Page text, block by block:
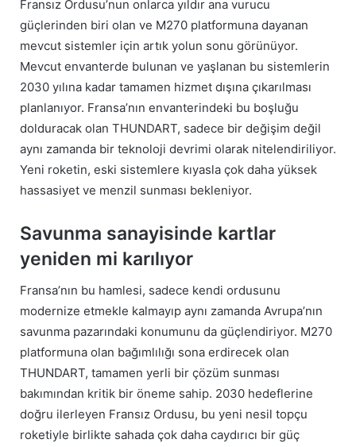
Fransız Ordusu’nun onlarca yıldır ana vurucu
güçlerinden biri olan ve M270 platformuna dayanan
mevcut sistemler için artık yolun sonu görünüyor.
Mevcut envanterde bulunan ve yaşlanan bu sistemlerin
2030 yılına kadar tamamen hizmet dışına çıkarılması
planlanıyor. Fransa’nın envanterindeki bu boşluğu
dolduracak olan THUNDART, sadece bir değişim değil
aynı zamanda bir teknoloji devrimi olarak nitelendiriliyor.
Yeni roketin, eski sistemlere kıyasla çok daha yüksek
hassasiyet ve menzil sunması bekleniyor.
Savunma sanayisinde kartlar
yeniden mi karılıyor
Fransa’nın bu hamlesi, sadece kendi ordusunu
modernize etmekle kalmayıp aynı zamanda Avrupa’nın
savunma pazarındaki konumunu da güçlendiriyor. M270
platformuna olan bağımlılığı sona erdirecek olan
THUNDART, tamamen yerli bir çözüm sunması
bakımından kritik bir öneme sahip. 2030 hedeflerine
doğru ilerleyen Fransız Ordusu, bu yeni nesil topçu
roketiyle birlikte sahada çok daha caydırıcı bir güç